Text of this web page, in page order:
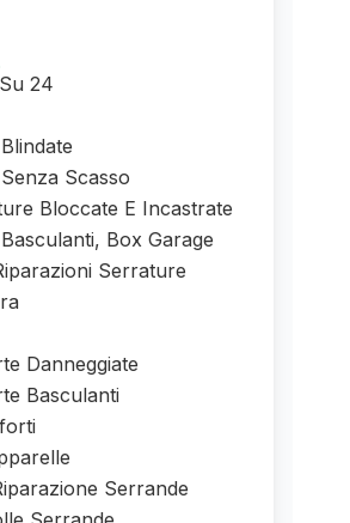
24
Scasso
Bloccate E Incastrate
Box Garage
Serrature
Danneggiate
Basculanti
Serrande